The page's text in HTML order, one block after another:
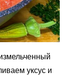
уксус и